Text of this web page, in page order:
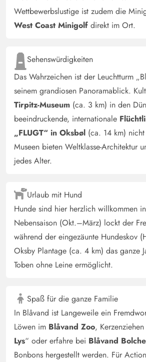
Deutschland
Das Ferienhaus hat uns gut gefallen.
eingezäuntes Grundstück
an der Straße stört überhaupt nicht.
eingerichtet haben uns sehr wohl
Wettbewerbslustige ist zudem die
West Coast Minigolf direkt im Ort.
Sehenswürdigkeiten
Das Wahrzeichen ist der Leuchtturm
seinem grandiosen Panoramablick.
Tirpitz-Museum (ca. 3 km) in den
beeindruckende, internationale
„FLUGT“ in Oksbøl (ca. 14 km)
Museen bieten Weltklasse-Architektur
jedes Alter.
Urlaub mit Hund
Hunde sind hier herzlich willkommen
Nebensaison (Okt.–März) lockt der
während der eingezäunte Hundeskov
Oksby Plantage (ca. 4 km) das ganze
Toben ohne Leine ermöglicht.
Spaß für die ganze Familie
In Blåvand ist Langeweile ein
Löwen im Blåvand Zoo,
Lys“ oder erfahre bei Blåvand
Bonbons hergestellt werden. Für